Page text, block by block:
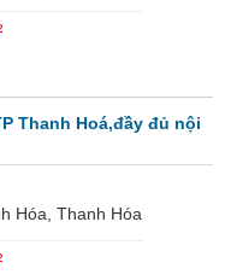
Thanh Hoá,đầy đủ nội
Hóa, Thanh Hóa